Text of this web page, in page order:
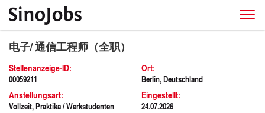
电子/ 通信工程师（全职）
Stellenanzeige-ID:
00059211
Ort:
Berlin, Deutschland
Anstellungsart:
Vollzeit, Praktika / Werkstudenten
Eingestellt:
24.07.2026